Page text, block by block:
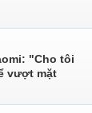
"Cho tôi
vượt mặt